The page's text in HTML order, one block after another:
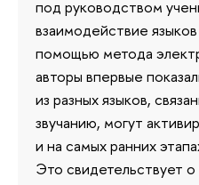
под руководством
взаимодействие
помощью метода
авторы впервые
из разных языков,
звучанию, могут
и на самых ранних
Это свидетельствует о